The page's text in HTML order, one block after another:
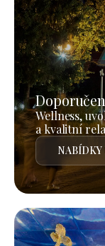
Wellness,
a kvalitní
NABÍDKY